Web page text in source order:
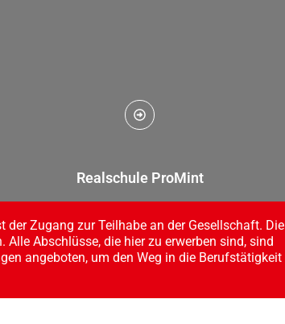
Realschule ProMint
Zugang zur Teilhabe an der Gesellschaft. Die
Abschlüsse, die hier zu erwerben sind, sind
angeboten, um den Weg in die Berufstätigkeit